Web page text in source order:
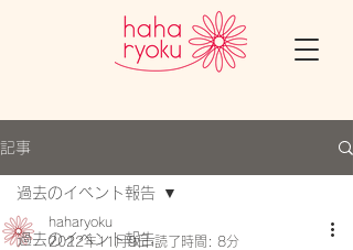
記事
過去のイベント報告
過去のイベント報告
haharyoku
2022年11月9日 読了時間: 8分